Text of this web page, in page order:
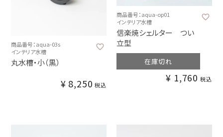
商品番号：aqua-03s
インテリア水槽
丸水槽・小（黒）
¥ 8,250 税込
商品番号：aqua-op01
インテリア水槽
信楽焼シェルター つい
立型
在庫切れ
¥ 1,760 税込